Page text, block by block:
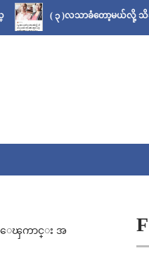
( ၃ )လသာခံတော့မယ်လို့ သိခဲ့ပေမယ့် က
ေၾကာင္း အ